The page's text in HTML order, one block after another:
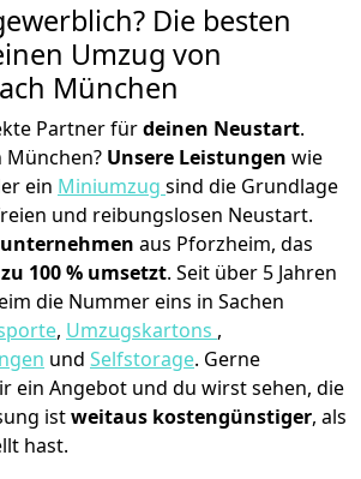
Die besten
Umzug von
München
Partner fürdeinen Neustart.
München? Unsere Leistungen wie
ein Miniumzug sind die Grundlage
und reibungslosen Neustart.
aus Pforzheim, das
100 % umsetzt. Seit über 5 Jahren
die Nummer eins in Sachen
, Umzugskartons ,
und Selfstorage. Gerne
ein Angebot und du wirst sehen, die
istweitaus kostengünstiger, als
hast.